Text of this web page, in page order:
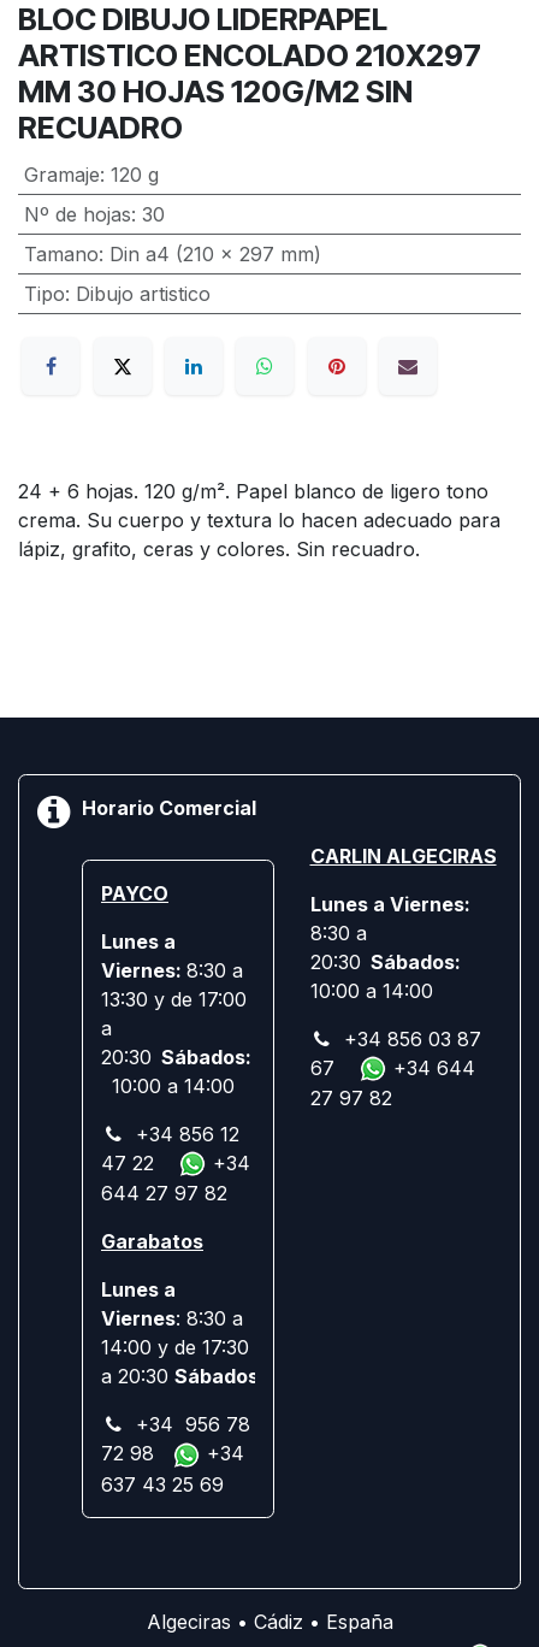
BLOC DIBUJO LIDERPAPEL
ARTISTICO ENCOLADO 210X297
MM 30 HOJAS 120G/M2 SIN
RECUADRO
Gramaje: 120 g
Nº de hojas: 30
Tamano: Din a4 (210 x 297 mm)
Tipo: Dibujo artistico
24 + 6 hojas. 120 g/m². Papel blanco de ligero tono
crema. Su cuerpo y textura lo hacen adecuado para
lápiz, grafito, ceras y colores. Sin recuadro.
Horario Comercial
PAYCO
Lunes a
Viernes: 8:30 a
13:30 y de 17:00
a
20:30 Sábados:
10:00 a 14:00
+34 856 12
47 22
+34
644 27 97 82
Garabatos
Lunes a
Viernes: 8:30 a
14:00 y de 17:30
a 20:30 Sábados:
+34 956 78
72 98
+34
637 43 25 69
CARLIN ALGECIRAS
Lunes a Viernes:
8:30 a
20:30 Sábados:
10:00 a 14:00
+34 856 03 87
67
+34 644
27 97 82
Algeciras • Cádiz • España